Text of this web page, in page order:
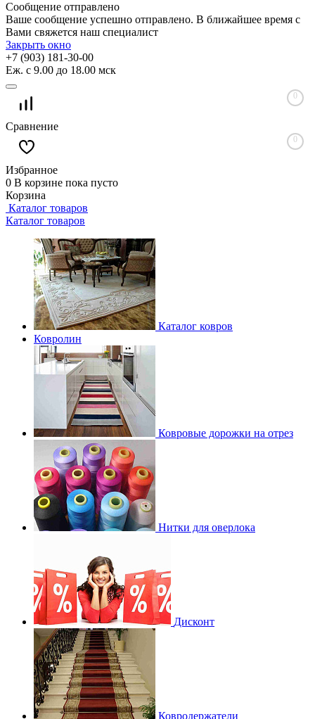
Сообщение отправлено
Ваше сообщение успешно отправлено. В ближайшее время с
Вами свяжется наш специалист
Закрыть окно
+7 (903) 181-30-00
Еж. с 9.00 до 18.00 мск
0
Сравнение
0
Избранное
0 В корзине пока пусто
Корзина
Каталог товаров
Каталог товаров
Каталог ковров
Ковролин
Ковровые дорожки на отрез
Нитки для оверлока
Дисконт
Ковродержатели